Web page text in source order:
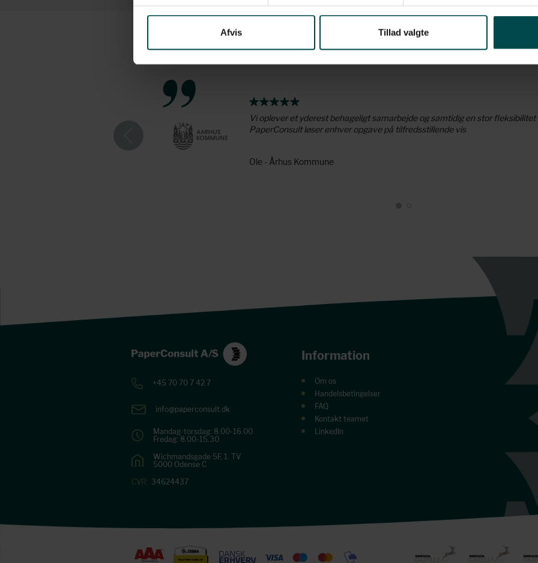
Afvis Tillad valgte
Vi oplever et yderest behageligt samarbejde og samtidig en stor
PaperConsult løser enhver opgave på tilfredsstillende vis
Ole - Århus Kommune
+45 70 70 7 42 7
info@paperconsult.dk
Mandag-torsdag: 8.00-16.00
Fredag: 8.00-15.30
Wichmandsgade 5F, 1. TV
5000 Odense C
CVR: 34624437
Information
Om os
Handelsbetingelser
FAQ
Kontakt teamet
LinkedIn